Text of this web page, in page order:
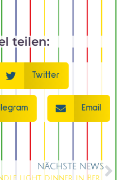
teilen:
Twitter
Email
NÄCHSTE NEWS
Candle light dinner in Berlin